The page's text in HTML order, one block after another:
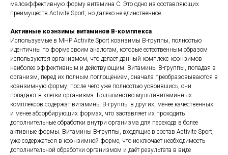
малоэффективную форму витамина С. Это одно из составляющих
преимуществ Activite Sport, но далеко не единственное.
Активные коэнзимы витаминов B-комплекса
Используемые в MHP Activite Sport коэнзимы B-группы, полностью
идентичны по форме своим аналогам, которые естественным образом
используются организмом, что делает данный комплекс коэнзимов
наиболее эффективным и действующим. Витамины B-группы, попадая в
организм, перед их полным поглощением, сначала преобразовываются в
коэнзимную форму, после чего уже полностью усвоившись, они
попадают в клетки организма. Большинство мультивитаминных
комплексов содержат витамины B-группы в других, менее качественных
и менее абсорбирующих формах, что заставляет их проходить
дополнительные обработки внутри организма для перехода в более
активные формы. Витамины B-группы, входящие в состав Activite Sport,
уже содержаться в коэнзимной форме, что исключает необходимость
дополнительной обработки организмом и даёт результата в виде